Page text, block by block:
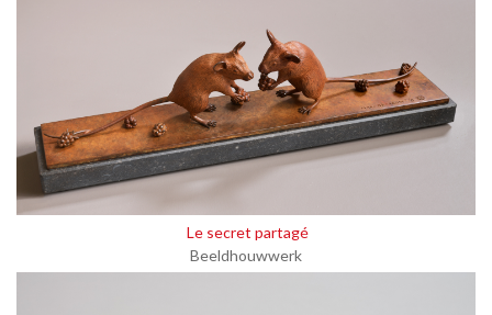
Le secret partagé
Beeldhouwwerk